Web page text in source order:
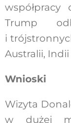
współpracy
Trump
i
Australii,
Wnioski
Wizyta
w dużej